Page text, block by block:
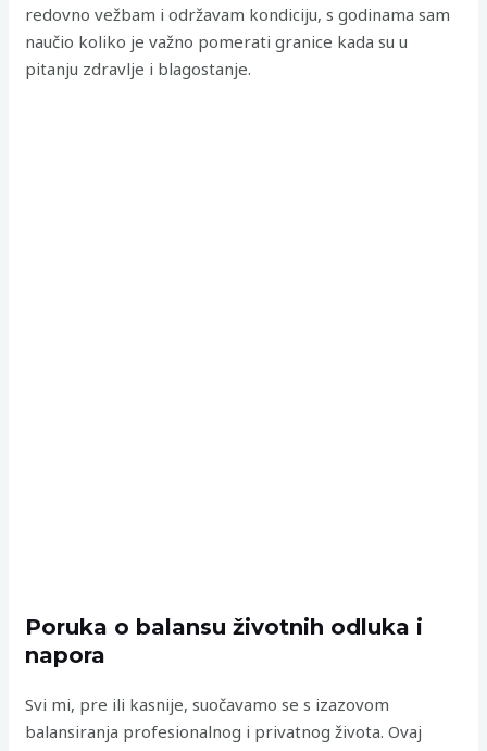
redovno vežbam i održavam kondiciju, s godinama sam
naučio koliko je važno pomerati granice kada su u
pitanju zdravlje i blagostanje.
Poruka o balansu životnih odluka i
napora
Svi mi, pre ili kasnije, suočavamo se s izazovom
balansiranja profesionalnog i privatnog života. Ovaj